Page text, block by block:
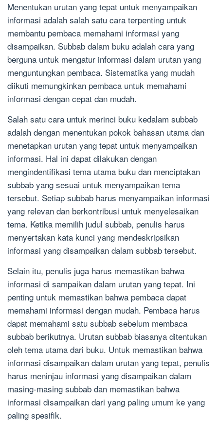
Menentukan urutan yang tepat untuk menyampaikan
informasi adalah salah satu cara terpenting untuk
membantu pembaca memahami informasi yang
disampaikan. Subbab dalam buku adalah cara yang
berguna untuk mengatur informasi dalam urutan yang
menguntungkan pembaca. Sistematika yang mudah
diikuti memungkinkan pembaca untuk memahami
informasi dengan cepat dan mudah.
Salah satu cara untuk merinci buku kedalam subbab
adalah dengan menentukan pokok bahasan utama dan
menetapkan urutan yang tepat untuk menyampaikan
informasi. Hal ini dapat dilakukan dengan
mengindentifikasi tema utama buku dan menciptakan
subbab yang sesuai untuk menyampaikan tema
tersebut. Setiap subbab harus menyampaikan informasi
yang relevan dan berkontribusi untuk menyelesaikan
tema. Ketika memilih judul subbab, penulis harus
menyertakan kata kunci yang mendeskripsikan
informasi yang disampaikan dalam subbab tersebut.
Selain itu, penulis juga harus memastikan bahwa
informasi di sampaikan dalam urutan yang tepat. Ini
penting untuk memastikan bahwa pembaca dapat
memahami informasi dengan mudah. Pembaca harus
dapat memahami satu subbab sebelum membaca
subbab berikutnya. Urutan subbab biasanya ditentukan
oleh tema utama dari buku. Untuk memastikan bahwa
informasi disampaikan dalam urutan yang tepat, penulis
harus meninjau informasi yang disampaikan dalam
masing-masing subbab dan memastikan bahwa
informasi disampaikan dari yang paling umum ke yang
paling spesifik.